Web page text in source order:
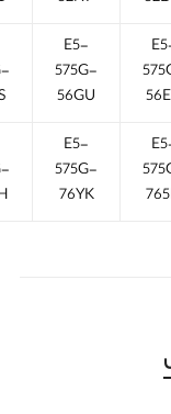
E5-
575G-
56GU
E5-
575G-
76YK